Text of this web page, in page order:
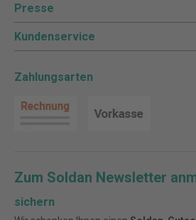
Presse
Kundenservice
Zahlungsarten
Zum Soldan Newsletter
sichern